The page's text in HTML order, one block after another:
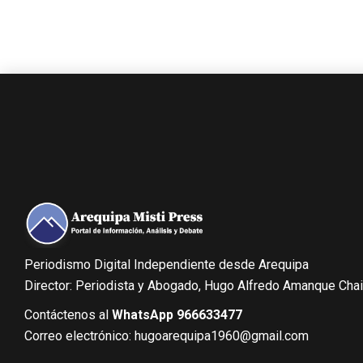
Periodismo Digital Independiente desde Arequipa
Director: Periodista y Abogado, Hugo Alfredo Amanque
Contáctenos al WhatsApp 966633477
Correo electrónico: hugoarequipa1960@gmail.com